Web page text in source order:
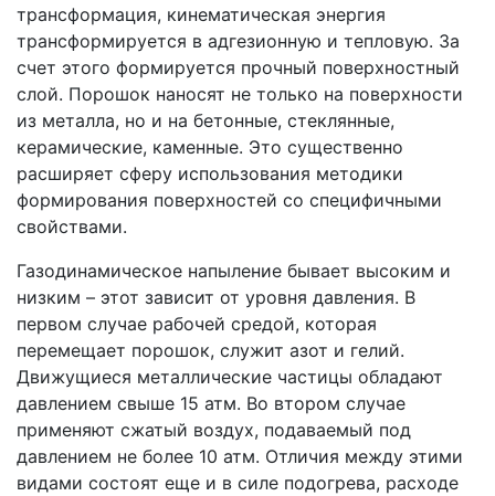
трансформация, кинематическая энергия
трансформируется в адгезионную и тепловую. За
счет этого формируется прочный поверхностный
слой. Порошок наносят не только на поверхности
из металла, но и на бетонные, стеклянные,
керамические, каменные. Это существенно
расширяет сферу использования методики
формирования поверхностей со специфичными
свойствами.
Газодинамическое напыление бывает высоким и
низким – этот зависит от уровня давления. В
первом случае рабочей средой, которая
перемещает порошок, служит азот и гелий.
Движущиеся металлические частицы обладают
давлением свыше 15 атм. Во втором случае
применяют сжатый воздух, подаваемый под
давлением не более 10 атм. Отличия между этими
видами состоят еще и в силе подогрева, расходе